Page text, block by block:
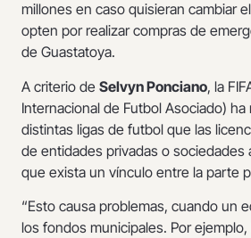
millones en caso quisieran cambiar
opten por realizar compras de
de Guastatoya.
A criterio de Selvyn Ponciano, la
Internacional de Futbol Asociado)
distintas ligas de futbol que las
de entidades privadas o sociedades
que exista un vínculo entre la parte
“Esto causa problemas, cuando un
los fondos municipales. Por